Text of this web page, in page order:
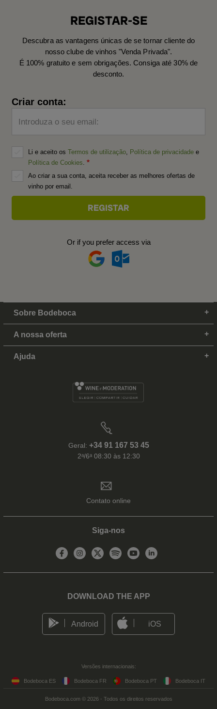
REGISTAR-SE
Descubra as vantagens únicas de se tornar cliente do
nosso clube de vinhos "Venda Privada".
É 100% gratuito e sem obrigações. Consiga até 30% de
desconto.
Criar conta:
Introduza o seu email:
Li e aceito os Termos de utilização Política de privacidade e
Política de Cookies
Ao criar a sua conta, aceita receber as melhores ofertas de
vinho por email.
Or if you prefer access via
Sobre Bodeboca
A nossa oferta
Ajuda
Geral: +34 91 167 53 45
2ᵃ/6ᵃ 08:30 às 12:30
Contato online
Siga-nos
DOWNLOAD THE APP
Android iOS
Versões internacionais:
Bodeboca ES Bodeboca FR Bodeboca PT Bodeboca IT
Bodeboca.com © 2026 - Todos os direitos reservados